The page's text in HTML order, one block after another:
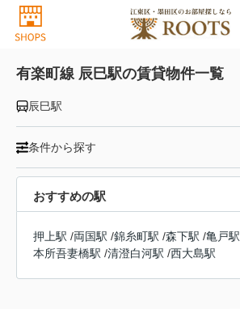
有楽町線 辰巳駅の賃貸物件一覧
辰巳駅
条件から探す
おすすめの駅
押上駅 /両国駅 /錦糸町駅 /森下駅 /亀戸駅
本所吾妻橋駅 /清澄白河駅 /西大島駅